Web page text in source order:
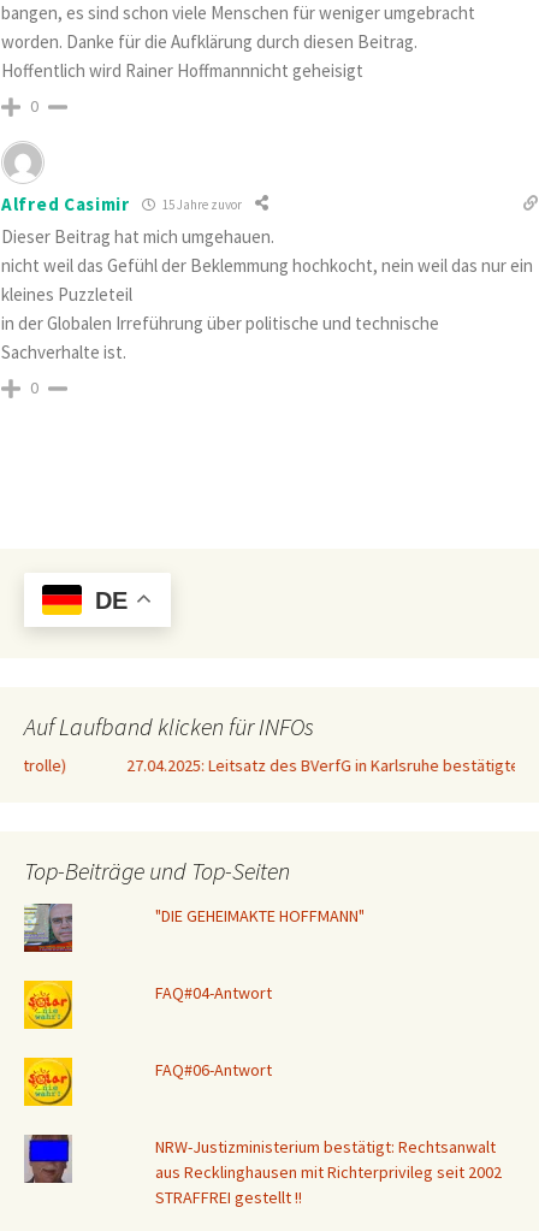
bangen, es sind schon viele Menschen für weniger umgebracht
worden. Danke für die Aufklärung durch diesen Beitrag.
Hoffentlich wird Rainer Hoffmannnicht geheisigt
0
Alfred Casimir 15 Jahre zuvor
Dieser Beitrag hat mich umgehauen.
nicht weil das Gefühl der Beklemmung hochkocht, nein weil das nur ein
kleines Puzzleteil
in der Globalen Irreführung über politische und technische
Sachverhalte ist.
0
DE
Auf Laufband klicken für INFOs
27.04.2025: Leitsatz des BVerfG in Karlsruhe bestätigte bereits 1999 die
Top-Beiträge und Top-Seiten
"DIE GEHEIMAKTE HOFFMANN"
FAQ#04-Antwort
FAQ#06-Antwort
NRW-Justizministerium bestätigt: Rechtsanwalt
aus Recklinghausen mit Richterprivileg seit 2002
STRAFFREI gestellt !!